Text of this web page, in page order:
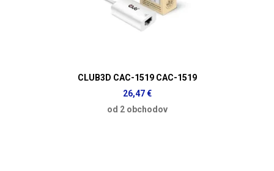
CLUB3D CAC-1519 CAC-1519
26,47 €
od 2 obchodov